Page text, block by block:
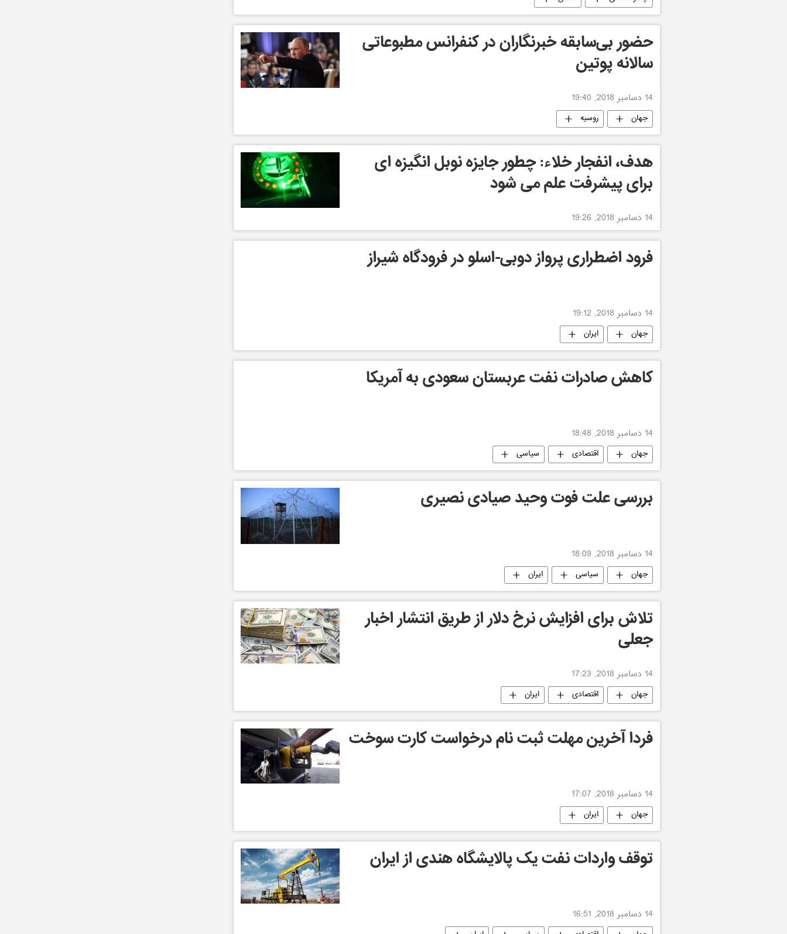
حضور بی‌سابقه خبرنگاران در کنفرانس مطبوعاتی
سالانه پوتین
14 دسامبر 2018, 19:40
جهان روسیه
هدف، انفجار خلاء: چطور جایزه نوبل انگیزه ای
برای پیشرفت علم می شود
14 دسامبر 2018, 19:26
فرود اضطراری پرواز دوبی-اسلو در فرودگاه شیراز
14 دسامبر 2018, 19:12
جهان ایران
کاهش صادرات نفت عربستان سعودی به آمریکا
14 دسامبر 2018, 18:48
جهان اقتصادی سیاسی
بررسی علت فوت وحید صیادی نصیری
14 دسامبر 2018, 18:09
جهان سیاسی ایران
تلاش برای افزایش نرخ دلار از طریق انتشار اخبار
جعلی
14 دسامبر 2018, 17:23
جهان اقتصادی ایران
فردا آخرین مهلت ثبت نام درخواست کارت سوخت
14 دسامبر 2018, 17:07
جهان ایران
توقف واردات نفت یک پالایشگاه هندی از ایران
14 دسامبر 2018, 16:51